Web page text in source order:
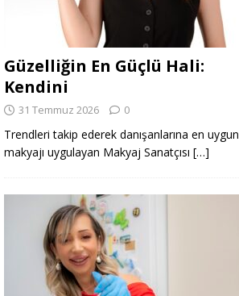
Güzelliğin En Güçlü Hali:
Kendini
31 Temmuz 2026 0
Trendleri takip ederek danışanlarına en uygun
makyajı uygulayan Makyaj Sanatçısı […]